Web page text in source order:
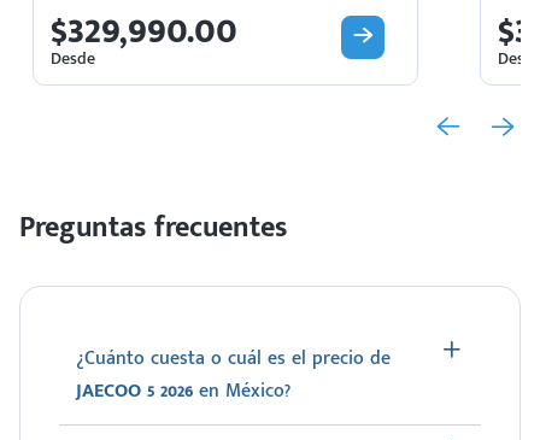
$329,990.00
Desde
Preguntas frecuentes
¿Cuánto cuesta o cuál es el precio de
JAECOO 5 2026en México?